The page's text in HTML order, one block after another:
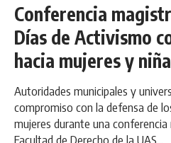
Conferencia
Días de Activismo
hacia mujeres y
Autoridades municipales y
compromiso con la defensa de
mujeres durante una
Facultad de Derecho de la UAS...